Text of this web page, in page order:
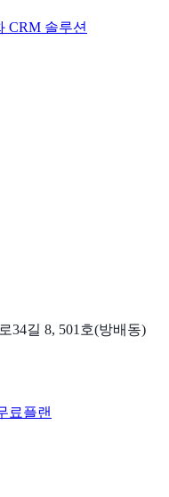
CRM 솔루션
34길 8, 501호(방배동)
료플랜